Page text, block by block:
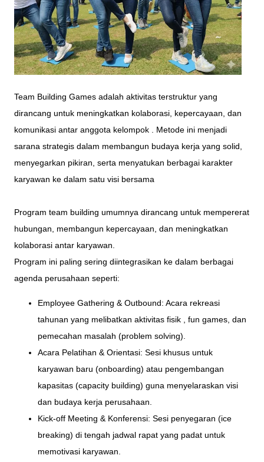
Team Building Games adalah aktivitas terstruktur yang
dirancang untuk meningkatkan kolaborasi, kepercayaan, dan
komunikasi antar anggota kelompok . Metode ini menjadi
sarana strategis dalam membangun budaya kerja yang solid,
menyegarkan pikiran, serta menyatukan berbagai karakter
karyawan ke dalam satu visi bersama
Program team building umumnya dirancang untuk mempererat
hubungan, membangun kepercayaan, dan meningkatkan
kolaborasi antar karyawan.
Program ini paling sering diintegrasikan ke dalam berbagai
agenda perusahaan seperti:
Employee Gathering & Outbound: Acara rekreasi
tahunan yang melibatkan aktivitas fisik , fun games, dan
pemecahan masalah (problem solving).
Acara Pelatihan & Orientasi: Sesi khusus untuk
karyawan baru (onboarding) atau pengembangan
kapasitas (capacity building) guna menyelaraskan visi
dan budaya kerja perusahaan.
Kick-off Meeting & Konferensi: Sesi penyegaran (ice
breaking) di tengah jadwal rapat yang padat untuk
memotivasi karyawan.